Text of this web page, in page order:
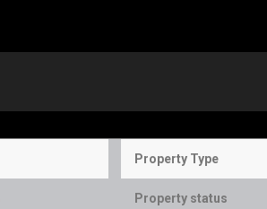
Property Type
Property status